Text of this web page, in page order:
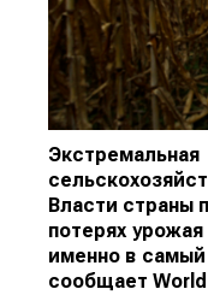
Власти страны
потерях
именно в
сообщает World